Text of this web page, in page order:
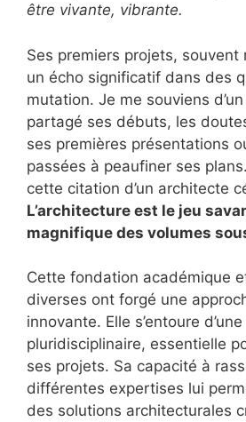
être vivante, vibrante.
Ses premiers projets, souvent
un écho significatif dans des
mutation. Je me souviens
partagé ses débuts, les
ses premières présentations
passées à peaufiner ses
cette citation d’un architecte
L’architecture est le jeu
magnifique des volumes
Cette fondation académique
diverses ont forgé une
innovante. Elle s’entoure
pluridisciplinaire, essentielle
ses projets. Sa capacité à
différentes expertises lui
des solutions architecturales